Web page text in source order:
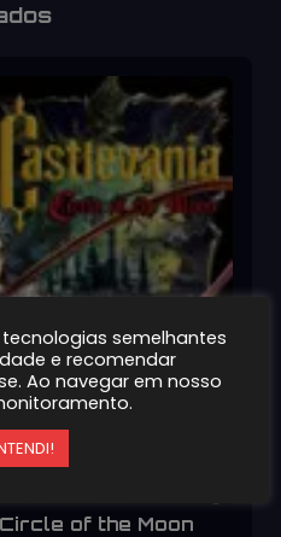
of the Moon
semelhantes
e recomendar
Ao navegar em nosso